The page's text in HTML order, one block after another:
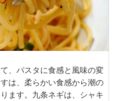
、パスタに食感と風味の変
は、柔らかい食感から潮の
ます。九条ネギは、シャキ